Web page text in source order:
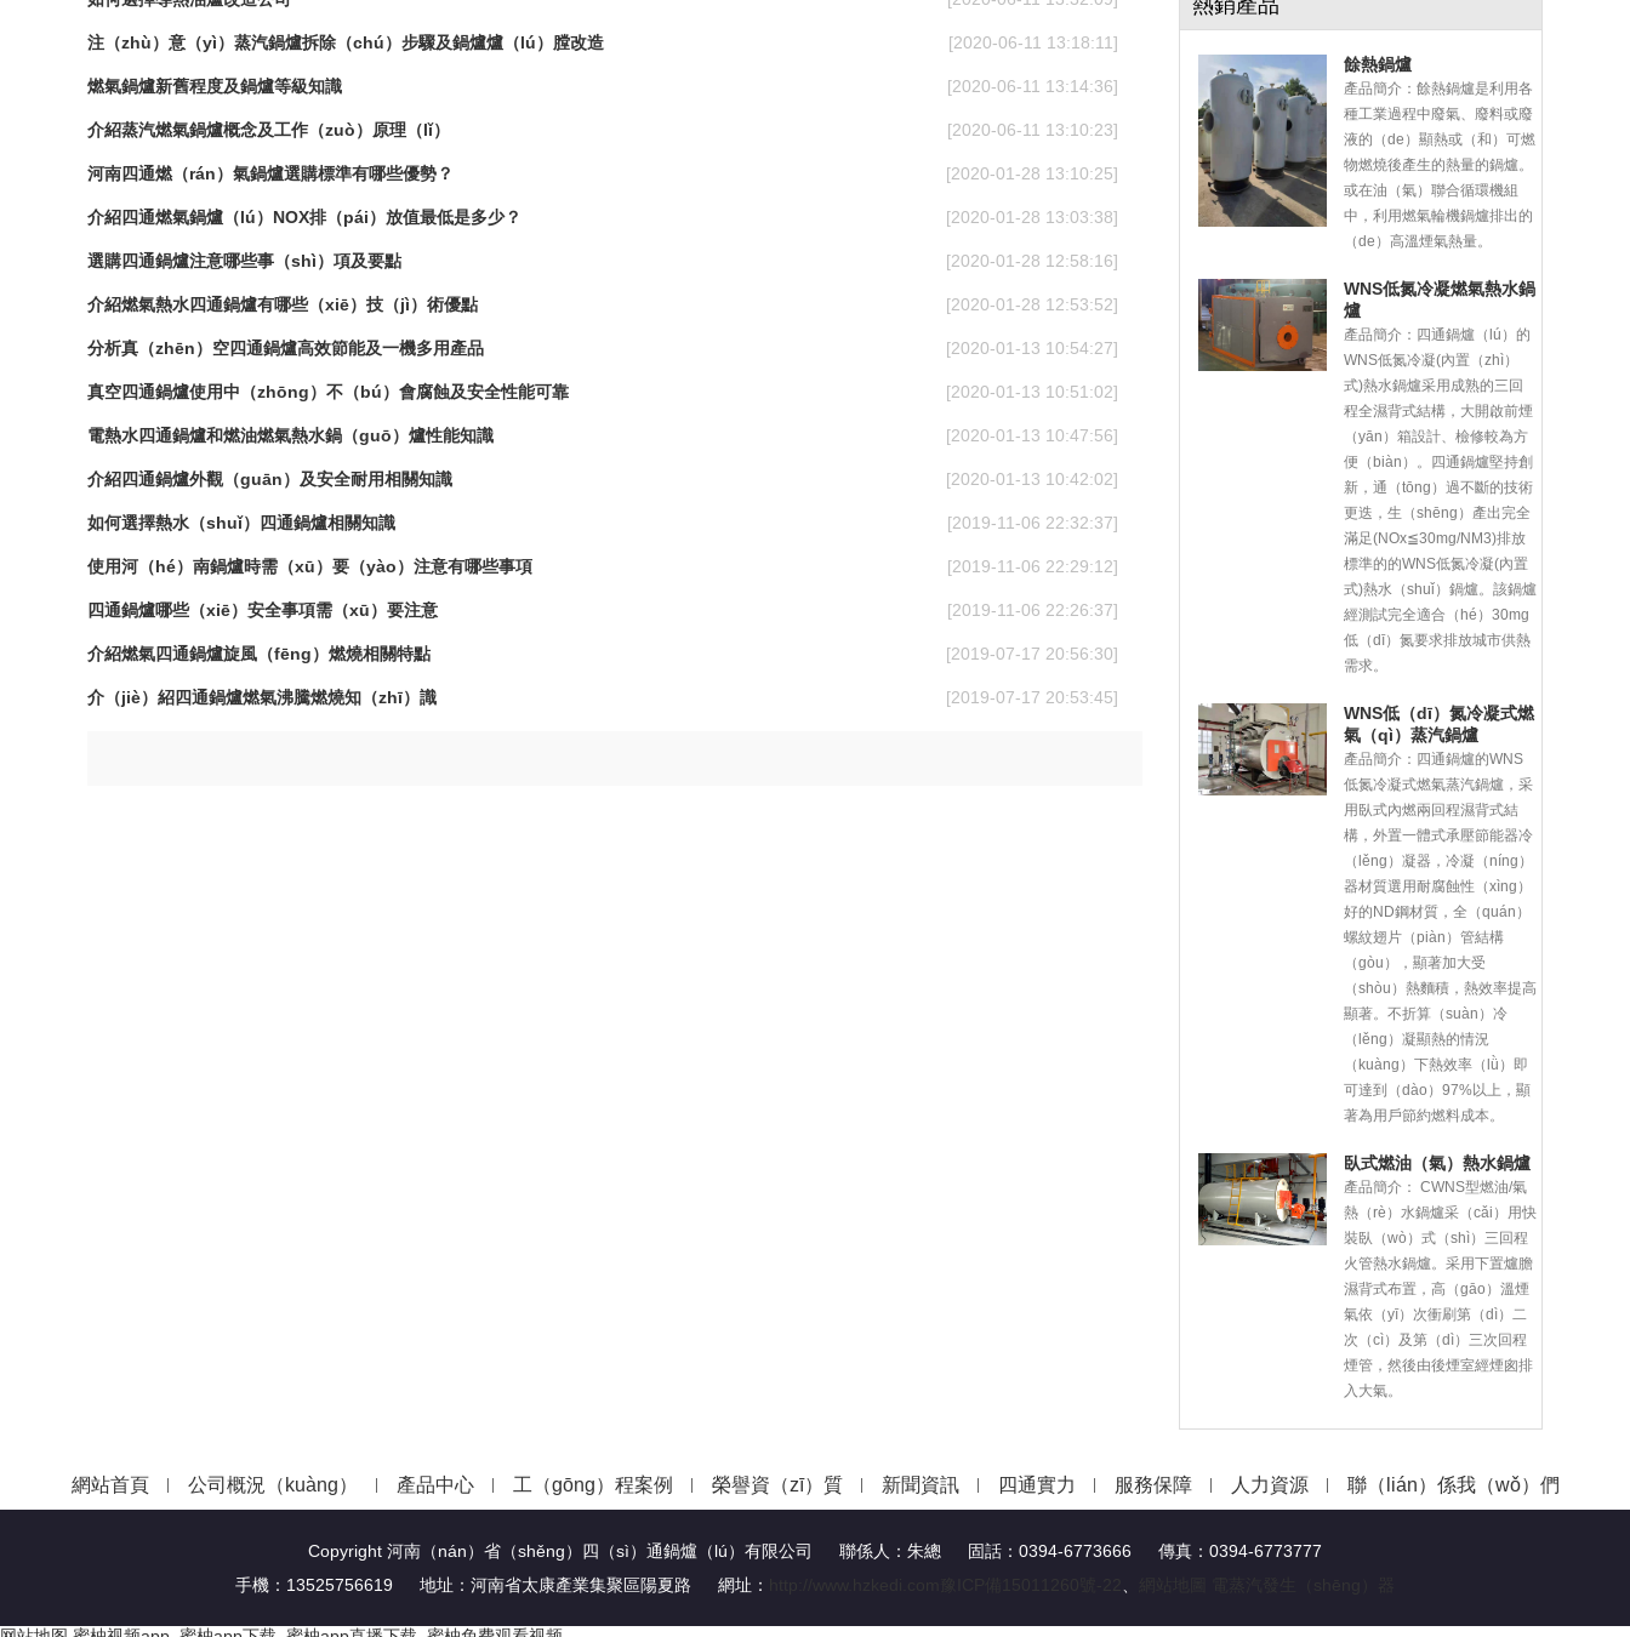
[2020-06-11 13:18:11]
注（zhù）意（yì）蒸汽鍋爐拆除（chú）步驟及鍋爐爐（lú）膛改造
[2020-06-11 13:14:36]
燃氣鍋爐新舊程度及鍋爐等級知識
[2020-06-11 13:10:23]
介紹蒸汽燃氣鍋爐概念及工作（zuò）原理（lǐ）
[2020-01-28 13:10:25]
河南四通燃（rán）氣鍋爐選購標準有哪些優勢？
[2020-01-28 13:03:38]
介紹四通燃氣鍋爐（lú）NOX排（pái）放值最低是多少？
[2020-01-28 12:58:16]
選購四通鍋爐注意哪些事（shì）項及要點
[2020-01-28 12:53:52]
介紹燃氣熱水四通鍋爐有哪些（xiē）技（jì）術優點
[2020-01-13 10:54:27]
分析真（zhēn）空四通鍋爐高效節能及一機多用產品
[2020-01-13 10:51:02]
真空四通鍋爐使用中（zhōng）不（bú）會腐蝕及安全性能可靠
[2020-01-13 10:47:56]
電熱水四通鍋爐和燃油燃氣熱水鍋（guō）爐性能知識
[2020-01-13 10:42:02]
介紹四通鍋爐外觀（guān）及安全耐用相關知識
[2019-11-06 22:32:37]
如何選擇熱水（shuǐ）四通鍋爐相關知識
[2019-11-06 22:29:12]
使用河（hé）南鍋爐時需（xū）要（yào）注意有哪些事項
[2019-11-06 22:26:37]
四通鍋爐哪些（xiē）安全事項需（xū）要注意
[2019-07-17 20:56:30]
介紹燃氣四通鍋爐旋風（fēng）燃燒相關特點
[2019-07-17 20:53:45]
介（jiè）紹四通鍋爐燃氣沸騰燃燒知（zhī）識
熱銷產品
餘熱鍋爐
產品簡介：餘熱鍋爐是利用各
種工業過程中廢氣、廢料或廢
液的（de）顯熱或（和）可燃
物燃燒後產生的熱量的鍋爐。
或在油（氣）聯合循環機組
中，利用燃氣輪機鍋爐排出的
（de）高溫煙氣熱量。
WNS低氮冷凝燃氣熱水鍋
爐
產品簡介： 四通鍋爐（lú）的
WNS低氮冷凝(內置（zhì）
式)熱水鍋爐采用成熟的三回
程全濕背式結構，大開啟前煙
（yān）箱設計、檢修較為方
便（biàn）。四通鍋爐堅持創
新，通（tōng）過不斷的技術
更迭，生（shēng）產出完全
滿足(NOx≦30mg/NM3)排放
標準的的WNS低氮冷凝(內置
式)熱水（shuǐ）鍋爐。該鍋爐
經測試完全適合（hé）30mg
低（dī）氮要求排放城市供熱
需求。
WNS低（dī）氮冷凝式燃
氣（qì）蒸汽鍋爐
產品簡介： 四通鍋爐的WNS
低氮冷凝式燃氣蒸汽鍋爐，采
用臥式內燃兩回程濕背式結
構，外置一體式承壓節能器冷
（lěng）凝器，冷凝（níng）
器材質選用耐腐蝕性（xìng）
好的ND鋼材質，全（quán）
螺紋翅片（piàn）管結構
（gòu），顯著加大受
（shòu）熱麵積，熱效率提高
顯著。不折算（suàn）冷
（lěng）凝顯熱的情況
（kuàng）下熱效率（lǜ）即
可達到（dào）97%以上，顯
著為用戶節約燃料成本。
臥式燃油（氣）熱水鍋爐
產品簡介： CWNS型燃油/氣
熱（rè）水鍋爐采（cǎi）用快
裝臥（wò）式（shì）三回程
火管熱水鍋爐。采用下置爐膽
濕背式布置，高（gāo）溫煙
氣依（yī）次衝刷第（dì）二
次（cì）及第（dì）三次回程
煙管，然後由後煙室經煙囪排
入大氣。
網站首頁 公司概況（kuàng） 產品中心 工（gōng）程案例 榮譽資（zī）質 新聞資訊 四通實力 服務保障 人力資源 聯（lián）係我（wǒ）們
Copyright 河南（nán）省（shěng）四（sì）通鍋爐（lú）有限公司 聯係人：朱總 固話：0394-6773666 傳真：0394-6773777
手機：13525756619 地址：河南省太康產業集聚區陽夏路 網址：